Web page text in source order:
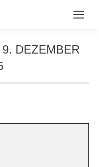
9. DEZEMBER